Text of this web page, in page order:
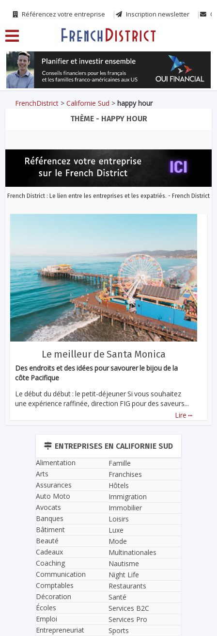
Référencez votre entreprise Inscription newsletter
FrenchDistrict >Californie Sud >happy hour
THÈME - HAPPY HOUR
French District : Le lien entre les entreprises et les expatriés. - French District
Le meilleur de Santa Monica
Des endroits et des idées pour savourer le bijou de la
côte Pacifique
Le début du début : le petit-déjeuner Si vous souhaitez
une expérience raffinée, direction FIG pour des saveurs...
Lire ...
ENTREPRISES EN CALIFORNIE SUD
Alimentation
Arts
Assurances
Auto Moto
Avocats
Banques
Bâtiment
Beauté
Cadeaux
Coaching
Communication
Comptables
Décoration
Écoles
Emploi
Entrepreneuriat
Famille
Franchises
Hôtels
Immigration
Immobilier
Loisirs
Luxe
Mode
Multinationales
Nautisme
Night Life
Restaurants
Santé
Services B2C
Services Pro
Sports